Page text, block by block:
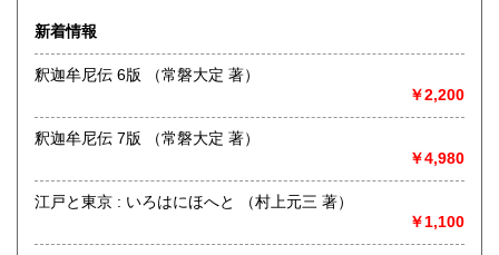
新着情報
釈迦牟尼伝 6版 （常磐大定 著）
￥2,200
釈迦牟尼伝 7版 （常磐大定 著）
￥4,980
江戸と東京 : いろはにほへと （村上元三 著）
￥1,100